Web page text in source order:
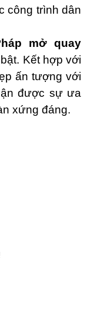
công trình dân
mở quay
Kết hợp với
ấn tượng với
được sự ưa
xứng đáng.